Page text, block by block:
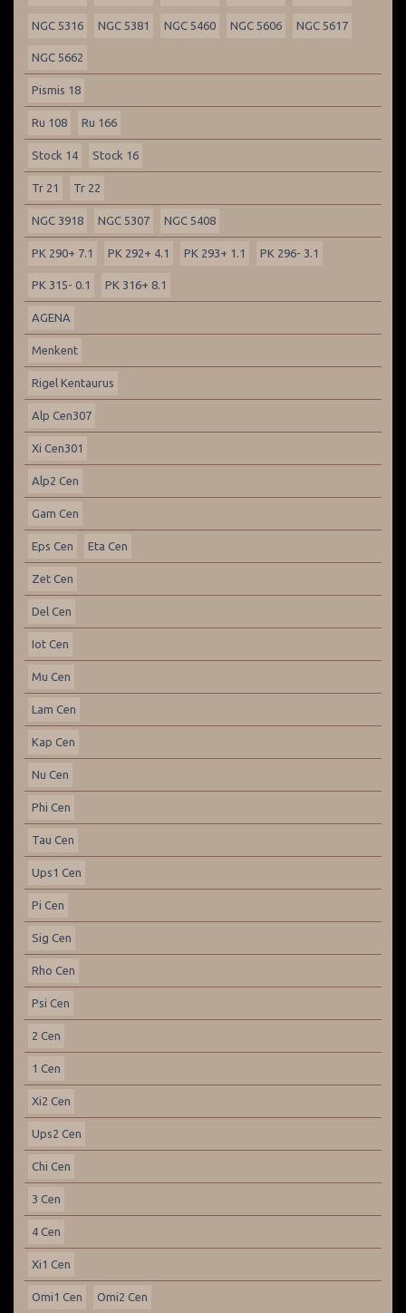
NGC 5316 NGC 5381 NGC 5460 NGC 5606 NGC 5617
NGC 5662
Pismis 18
Ru 108 Ru 166
Stock 14 Stock 16
Tr 21 Tr 22
NGC 3918 NGC 5307 NGC 5408
PK 290+ 7.1 PK 292+ 4.1 PK 293+ 1.1 PK 296- 3.1
PK 315- 0.1 PK 316+ 8.1
AGENA
Menkent
Rigel Kentaurus
Alp Cen307
Xi Cen301
Alp2 Cen
Gam Cen
Eps Cen Eta Cen
Zet Cen
Del Cen
Iot Cen
Mu Cen
Lam Cen
Kap Cen
Nu Cen
Phi Cen
Tau Cen
Ups1 Cen
Pi Cen
Sig Cen
Rho Cen
Psi Cen
2 Cen
1 Cen
Xi2 Cen
Ups2 Cen
Chi Cen
3 Cen
4 Cen
Xi1 Cen
Omi1 Cen Omi2 Cen